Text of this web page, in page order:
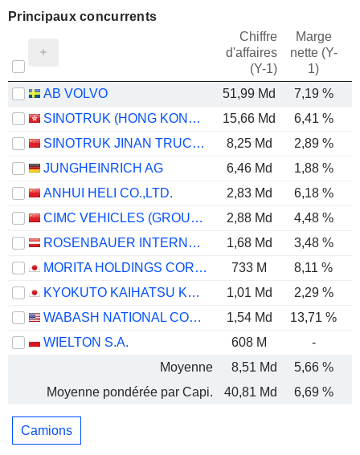
Principaux concurrents
Chiffre
d'affaires
(Y-1)
Marge
nette (Y-
1)
AB VOLVO 51,99 Md 7,19 %
SINOTRUK (HONG KONG) LIMITED
15,66 Md 6,41 %
SINOTRUK JINAN TRUCK CO.,LTD
8,25 Md 2,89 %
JUNGHEINRICH AG
6,46 Md 1,88 %
ANHUI HELI CO.,LTD.
2,83 Md 6,18 %
CIMC VEHICLES (GROUP) CO., LTD.
2,88 Md 4,48 %
ROSENBAUER INTERNATIONAL AG
1,68 Md 3,48 %
MORITA HOLDINGS CORPORATION
733 M 8,11 %
KYOKUTO KAIHATSU KOGYO CO.,LTD.
1,01 Md
2,29 %
WABASH NATIONAL CORPORATION
1,54 Md 13,71 %
WIELTON S.A.
608 M -
Moyenne
8,51 Md 5,66 %
Moyenne pondérée par Capi.
40,81 Md 6,69 %
Camions